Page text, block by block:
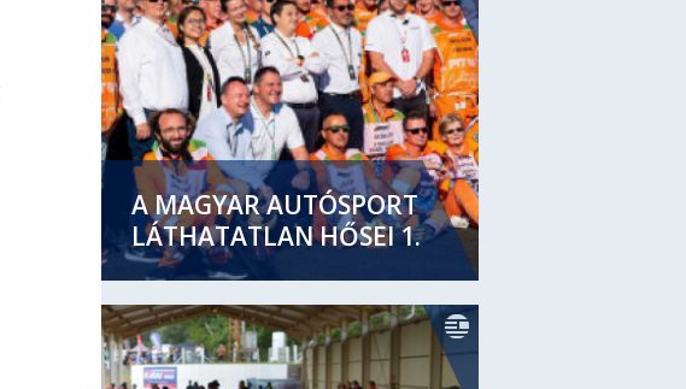
A MAGYAR AUTÓSPORT
LÁTHATATLAN HŐSEI 1.